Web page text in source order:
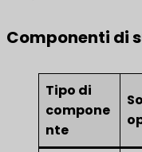
Componenti di
Tipo di
compone
nte